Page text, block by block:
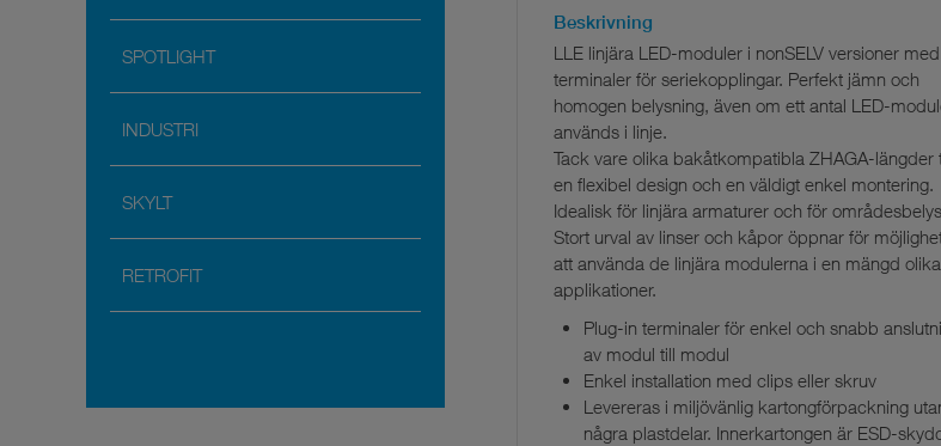
SPOTLIGHT
INDUSTRI
SKYLT
RETROFIT
Beskrivning
LLE linjära LED-moduler i nonSELV versioner
terminaler för seriekopplingar. Perfekt jämn och
homogen belysning, även om ett antal LED-
används i linje.
Tack vare olika bakåtkompatibla ZHAGA-längder
en flexibel design och en väldigt enkel montering.
Idealisk för linjära armaturer och för
Stort urval av linser och kåpor öppnar för
att använda de linjära modulerna i en mängd olika
applikationer.
Plug-in terminaler för enkel och snabb
av modul till modul
Enkel installation med clips eller skruv
Levereras i miljövänlig kartongförpackning
några plastdelar. Innerkartongen är ESD-